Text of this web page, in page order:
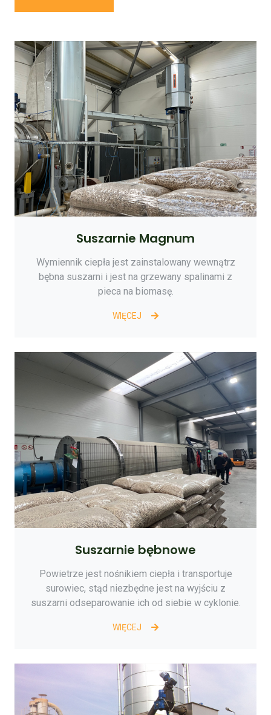
Suszarnie Magnum
Wymiennik ciepła jest zainstalowany wewnątrz
bębna suszarni i jest na grzewany spalinami z
pieca na biomasę.
WIĘCEJ
Suszarnie bębnowe
Powietrze jest nośnikiem ciepła i transportuje
surowiec, stąd niezbędne jest na wyjściu z
suszarni odseparowanie ich od siebie w cyklonie.
WIĘCEJ